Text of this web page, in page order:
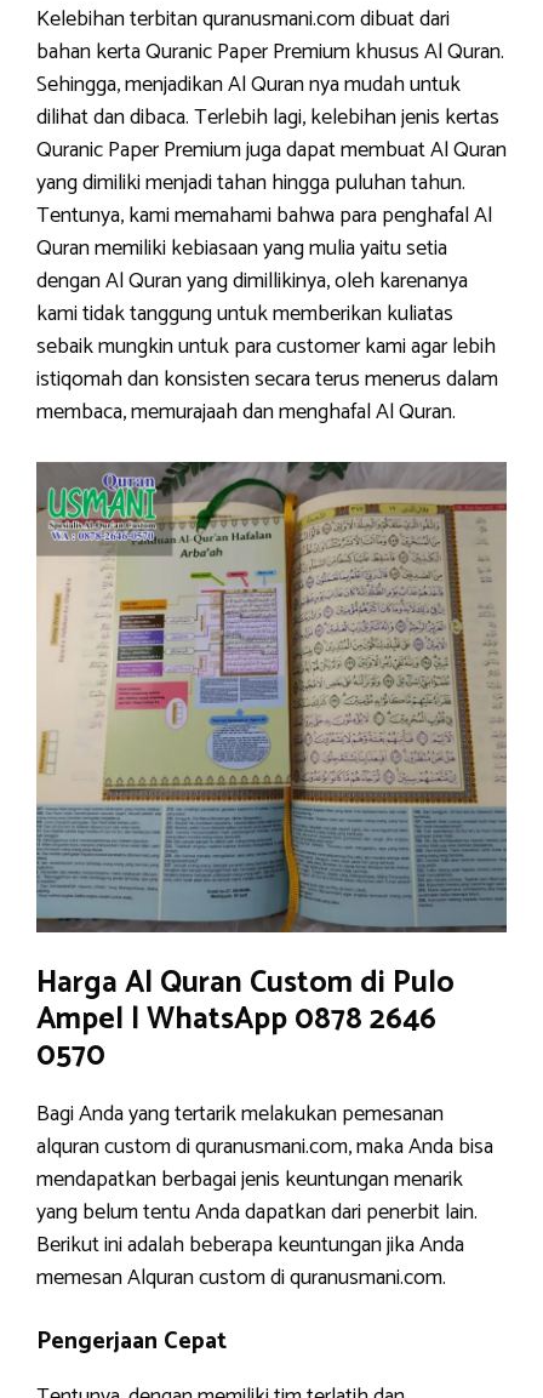
Kelebihan terbitan quranusmani.com dibuat dari
bahan kerta Quranic Paper Premium khusus Al Quran.
Sehingga, menjadikan Al Quran nya mudah untuk
dilihat dan dibaca. Terlebih lagi, kelebihan jenis kertas
Quranic Paper Premium juga dapat membuat Al Quran
yang dimiliki menjadi tahan hingga puluhan tahun.
Tentunya, kami memahami bahwa para penghafal Al
Quran memiliki kebiasaan yang mulia yaitu setia
dengan Al Quran yang dimillikinya, oleh karenanya
kami tidak tanggung untuk memberikan kuliatas
sebaik mungkin untuk para customer kami agar lebih
istiqomah dan konsisten secara terus menerus dalam
membaca, memurajaah dan menghafal Al Quran.
Harga Al Quran Custom di Pulo
Ampel | WhatsApp 0878 2646
0570
Bagi Anda yang tertarik melakukan pemesanan
alquran custom di quranusmani.com, maka Anda bisa
mendapatkan berbagai jenis keuntungan menarik
yang belum tentu Anda dapatkan dari penerbit lain.
Berikut ini adalah beberapa keuntungan jika Anda
memesan Alquran custom di quranusmani.com.
Pengerjaan Cepat